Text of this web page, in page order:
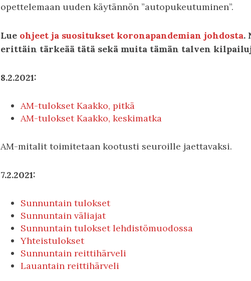
opettelemaan uuden käytännön ”autopukeutuminen”.
Lue ohjeet ja suositukset koronapandemian johdosta.
erittäin tärkeää tätä sekä muita tämän talven
8.2.2021:
AM-tulokset Kaakko, pitkä
AM-tulokset Kaakko, keskimatka
AM-mitalit toimitetaan kootusti seuroille jaettavaksi.
7.2.2021:
Sunnuntain tulokset
Sunnuntain väliajat
Sunnuntain tulokset lehdistömuodossa
Yhteistulokset
Sunnuntain reittihärveli
Lauantain reittihärveli